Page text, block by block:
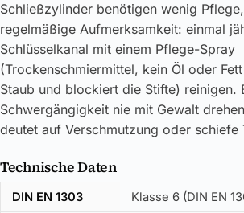
Schließzylinder benötigen wenig
regelmäßige Aufmerksamkeit: einmal
Schlüsselkanal mit einem Pflege-Spray
(Trockenschmiermittel, kein Öl oder
Staub und blockiert die Stifte) reinigen.
Schwergängigkeit nie mit Gewalt
deutet auf Verschmutzung oder schiefe
Technische Daten
DIN EN 1303 Klasse 6 (DIN EN